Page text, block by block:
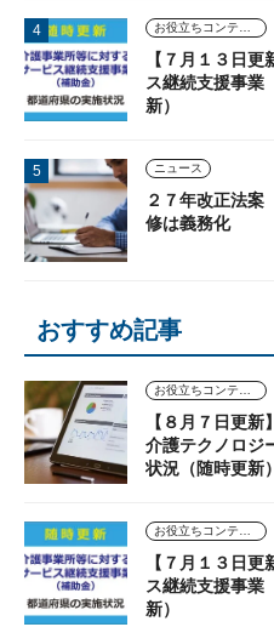
お役立ちコンテンツ
【７月１３日
ス継続支援事
新）
ニュース
２７年改正法
修は義務化
おすすめ記事
お役立ちコンテンツ
【８月７日更
介護テクノロ
状況（随時更新）
お役立ちコンテンツ
【７月１３日
ス継続支援事
新）